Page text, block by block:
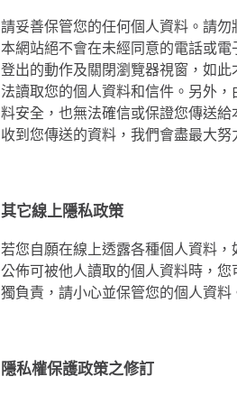
請妥善保管您的任何個人資料。請
本網站絕不會在未經同意的電話或
登出的動作及關閉瀏覽器視窗，如
法讀取您的個人資料和信件。另外
料安全，也無法確信或保證您傳送
收到您傳送的資料，我們會盡最大努
其它線上隱私政策
若您自願在線上透露各種個人資料
公佈可被他人讀取的個人資料時，
獨負責，請小心並保管您的個人資料
隱私權保護政策之修訂